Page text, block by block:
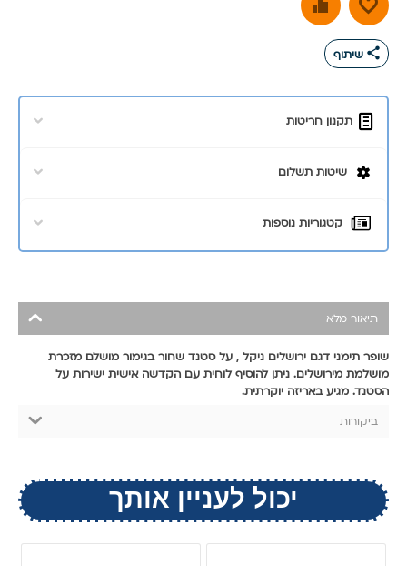
share שיתוף
תקנון חריטות
שיטות תשלום
קטגוריות נוספות
תיאור מלא
שופר תימני דגם ירושלים ניקל , על סטנד שחור בגימור מושלם מזכרת
מושלמת מירושלים. ניתן להוסיף לוחית עם הקדשה אישית ישירות על
הסטנד. מגיע באריזה יוקרתית.
ביקורות
יכול לעניין אותך